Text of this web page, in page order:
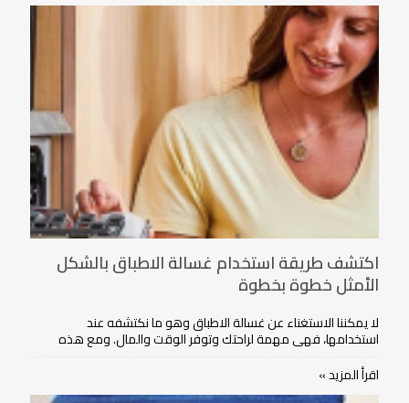
اكتشف طريقة استخدام غسالة الاطباق بالشكل
الأمثل خطوة بخطوة
لا يمكننا الاستغناء عن غسالة الاطباق وهو ما نكتشفه عند
استخدامها، فهي مهمة لراحتك وتوفر الوقت والمال. ومع هذه
اقرأ المزيد »